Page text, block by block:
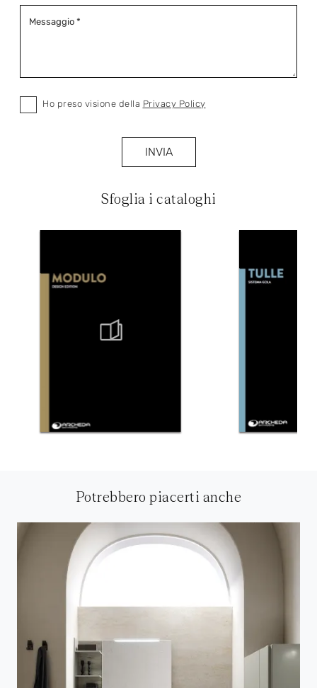
Sfoglia i cataloghi
Ho preso visione della Privacy Policy
INVIA
Potrebbero piacerti anche